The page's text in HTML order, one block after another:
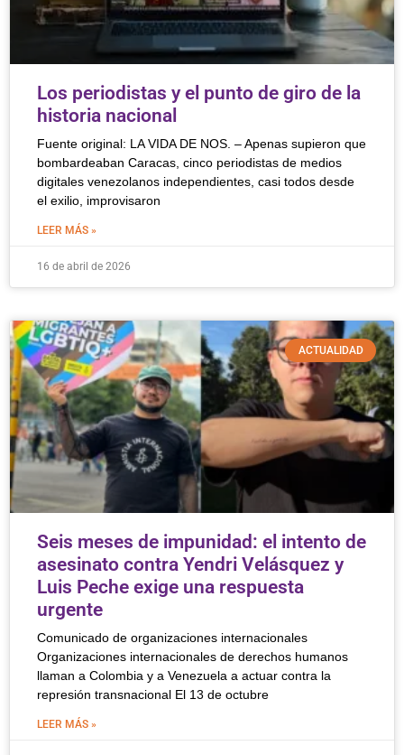
Los periodistas y el punto de giro de la
historia nacional
Fuente original: LA VIDA DE NOS. – Apenas supieron que
bombardeaban Caracas, cinco periodistas de medios
digitales venezolanos independientes, casi todos desde
el exilio, improvisaron
LEER MÁS »
16 de abril de 2026
ACTUALIDAD
Seis meses de impunidad: el intento de
asesinato contra Yendri Velásquez y
Luis Peche exige una respuesta
urgente
Comunicado de organizaciones internacionales
Organizaciones internacionales de derechos humanos
llaman a Colombia y a Venezuela a actuar contra la
represión transnacional El 13 de octubre
LEER MÁS »